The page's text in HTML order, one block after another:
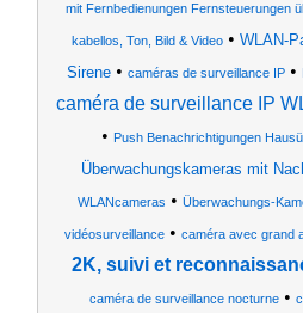
mit Fernbedienungen Fernsteuerungen
kabellos, Ton, Bild & Video• WLAN-
Sirene • caméras de surveillance IP •
caméra de surveillance IP
• Push Benachrichtigungen
Überwachungskameras mit
WLANcameras • Überwachungs-
vidéosurveillance • caméra avec grand
2K, suivi et
caméra de surveillance nocturne •